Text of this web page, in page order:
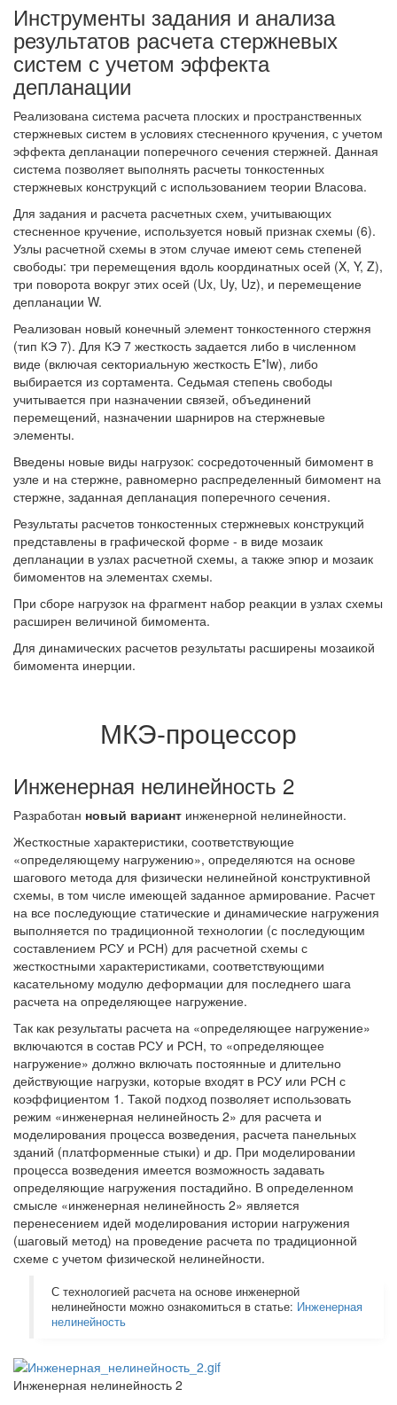
Инструменты задания и анализа
результатов расчета стержневых
систем с учетом эффекта
депланации
Реализована система расчета плоских и пространственных
стержневых систем в условиях стесненного кручения, с учетом
эффекта депланации поперечного сечения стержней. Данная
система позволяет выполнять расчеты тонкостенных
стержневых конструкций с использованием теории Власова.
Для задания и расчета расчетных схем, учитывающих
стесненное кручение, используется новый признак схемы (6).
Узлы расчетной схемы в этом случае имеют семь степеней
свободы: три перемещения вдоль координатных осей (X, Y, Z),
три поворота вокруг этих осей (Ux, Uy, Uz), и перемещение
депланации W.
Реализован новый конечный элемент тонкостенного стержня
(тип КЭ 7). Для КЭ 7 жесткость задается либо в численном
виде (включая секториальную жесткость E*Iw), либо
выбирается из сортамента. Седьмая степень свободы
учитывается при назначении связей, объединений
перемещений, назначении шарниров на стержневые
элементы.
Введены новые виды нагрузок: сосредоточенный бимомент в
узле и на стержне, равномерно распределенный бимомент на
стержне, заданная депланация поперечного сечения.
Результаты расчетов тонкостенных стержневых конструкций
представлены в графической форме - в виде мозаик
депланации в узлах расчетной схемы, а также эпюр и мозаик
бимоментов на элементах схемы.
При сборе нагрузок на фрагмент набор реакции в узлах схемы
расширен величиной бимомента.
Для динамических расчетов результаты расширены мозаикой
бимомента инерции.
МКЭ-процессор
Инженерная нелинейность 2
Разработан новый вариант инженерной нелинейности.
Жесткостные характеристики, соответствующие
«определяющему нагружению», определяются на основе
шагового метода для физически нелинейной конструктивной
схемы, в том числе имеющей заданное армирование. Расчет
на все последующие статические и динамические нагружения
выполняется по традиционной технологии (с последующим
составлением РСУ и РСН) для расчетной схемы с
жесткостными характеристиками, соответствующими
касательному модулю деформации для последнего шага
расчета на определяющее нагружение.
Так как результаты расчета на «определяющее нагружение»
включаются в состав РСУ и РСН, то «определяющее
нагружение» должно включать постоянные и длительно
действующие нагрузки, которые входят в РСУ или РСН с
коэффициентом 1. Такой подход позволяет использовать
режим «инженерная нелинейность 2» для расчета и
моделирования процесса возведения, расчета панельных
зданий (платформенные стыки) и др. При моделировании
процесса возведения имеется возможность задавать
определяющие нагружения постадийно. В определенном
смысле «инженерная нелинейность 2» является
перенесением идей моделирования истории нагружения
(шаговый метод) на проведение расчета по традиционной
схеме с учетом физической нелинейности.
С технологией расчета на основе инженерной
нелинейности можно ознакомиться в статье: Инженерная
нелинейность
Инженерная нелинейность 2